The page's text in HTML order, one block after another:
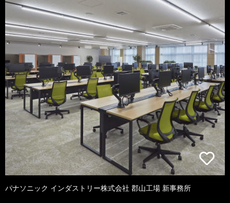
パナソニック インダストリー株式会社 郡山工場 新事務所